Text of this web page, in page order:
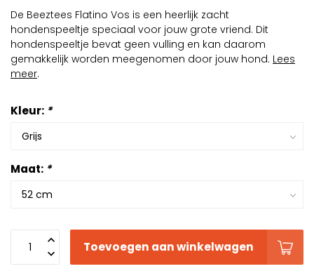
De Beeztees Flatino Vos is een heerlijk zacht
hondenspeeltje speciaal voor jouw grote vriend. Dit
hondenspeeltje bevat geen vulling en kan daarom
gemakkelijk worden meegenomen door jouw hond. Lees
meer.
Kleur: *
Maat: *
Toevoegen aan winkelwagen